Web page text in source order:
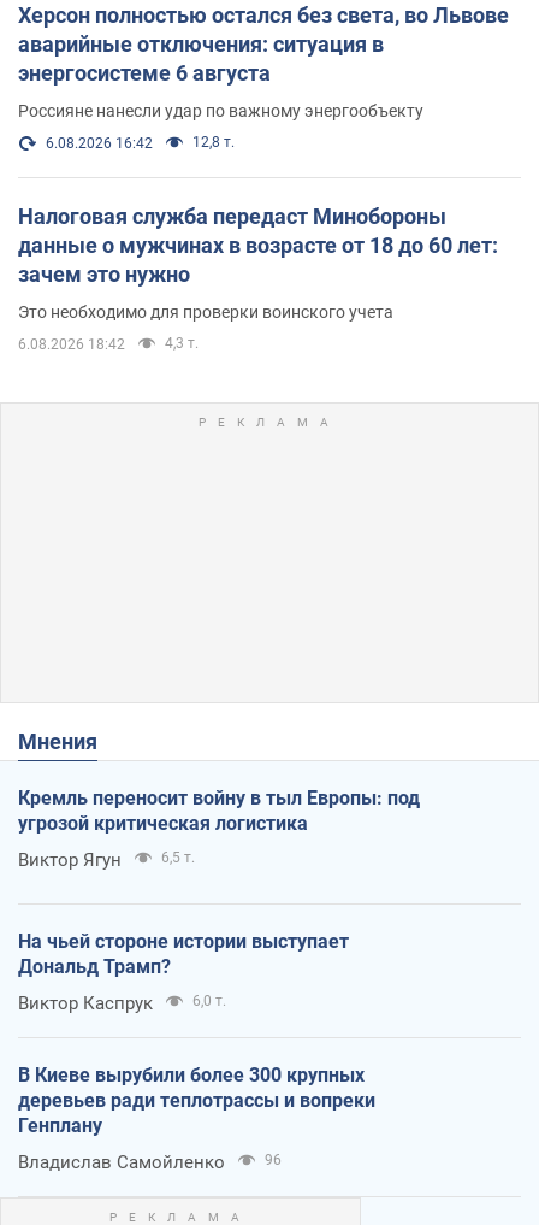
Херсон полностью остался без света, во Львове
аварийные отключения: ситуация в
энергосистеме 6 августа
Россияне нанесли удар по важному энергообъекту
6.08.2026 16:42 12,8 т.
Налоговая служба передаст Минобороны
данные о мужчинах в возрасте от 18 до 60 лет:
зачем это нужно
Это необходимо для проверки воинского учета
6.08.2026 18:42 4,3 т.
Мнения
Кремль переносит войну в тыл Европы: под
угрозой критическая логистика
Виктор Ягун 6,5 т.
На чьей стороне истории выступает
Дональд Трамп?
Виктор Каспрук 6,0 т.
В Киеве вырубили более 300 крупных
деревьев ради теплотрассы и вопреки
Генплану
Владислав Самойленко 96